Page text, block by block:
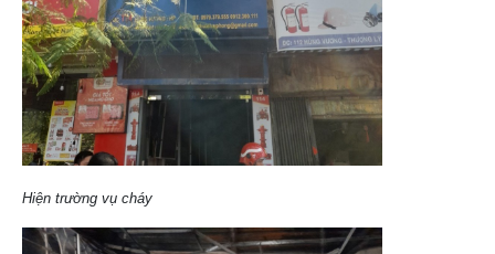
Hiện trường vụ cháy